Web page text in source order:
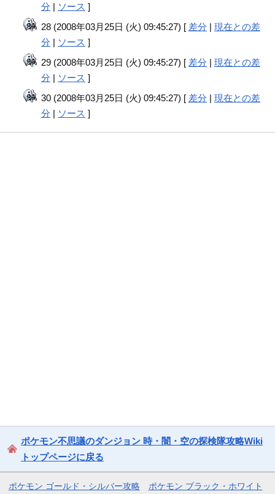
分 | ソース ]
28 (2008年03月25日 (火) 09:45:27) [ 差分 |現在との差
分 | ソース ]
29 (2008年03月25日 (火) 09:45:27) [ 差分 |現在との差
分 | ソース ]
30 (2008年03月25日 (火) 09:45:27) [ 差分 |現在との差
分 | ソース ]
ポケモン不思議のダンジョン 時・闇・空の探検隊攻略Wiki
トップページに戻る
ポケモン ゴールド・シルバー攻略 ポケモン ブラック・ホワイト